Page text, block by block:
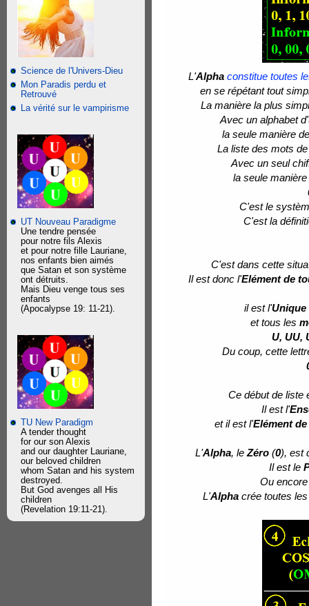
Science de l'Univers-Dieu
Mon Paradis perdu et
Retrouvé
La vérité sur le vampirisme
UT Nouveau Paradigme
Une tendre pensée
pour notre fils Alexis
et pour notre fille Lauriane,
nos enfants bien aimés
que Satan et son système
ont détruits.
Mais Dieu venge tous ses
enfants
(Apocalypse 19: 11-21).
TU New Paradigm
A tender thought
for our son Alexis
and our daughter Lauriane,
our beloved children
whom Satan and his system
destroyed.
But God avenges all His
children
(Revelation 19:11-21).
L'Alpha constitue toutes
en se répétant tout
La manière la plus
Avec un alphabet
la seule manière
La liste des mots
Avec un seul
la seule
C'est le
C'est la
C'est dans cette
Il est donc l'Elément de
il est l'Unique
et tous les
U, UU,
Du coup, cette
Ce début de liste
Il est l'
et il est l'Elément
L'Alpha, le Zéro(0), est
Il est le
Ou
L'Alphacrée toutes les